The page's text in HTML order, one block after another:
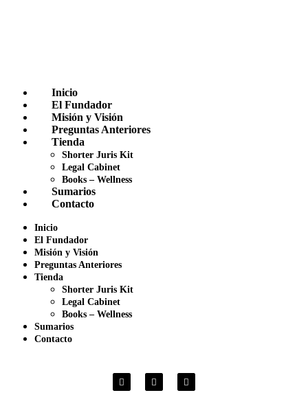
Inicio
El Fundador
Misión y Visión
Preguntas Anteriores
Tienda
Shorter Juris Kit
Legal Cabinet
Books – Wellness
Sumarios
Contacto
Inicio
El Fundador
Misión y Visión
Preguntas Anteriores
Tienda
Shorter Juris Kit
Legal Cabinet
Books – Wellness
Sumarios
Contacto